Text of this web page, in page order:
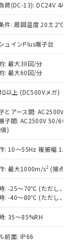
荷(DC-13): DC24V 4A/
件: 周囲温度 20±2℃、
ュインPlus端子台
: 最大30回/分
: 最大60回/分
以上 (DC500Vメガ)
とアース間: AC2500V
子間: AC2500V 50/
)
: 10～55Hz 複振幅
: 最大1000m/s2 (接点
: -25～70℃ (ただし、氷
: -40～80℃ (ただし、氷
: 35～85%RH
前面: IP66
のうえ
事業取扱
準価格
ので
中には、
品もある
結果は、
社内デー
あり、閲
および標
ことをご
格はお客
担当のオ
販売員に
販売拠
物質）の
出す予
物質）の
認中の
として
などや
下、 カド
フェニル
エーテル類
ルヘキシ
ル酸ブチ
ジブチル
チル
に対する
超える意
RoHSの
RoHSの
。
へお問
カドミウ
化ビフェ
ニルエーテ
フタル酸ジ
ち、外国
る商品
を輸出
、日本
取引許
続きを
合は、完
出されな
。
ミサイ
はその他
等に一切
庫あり
につ